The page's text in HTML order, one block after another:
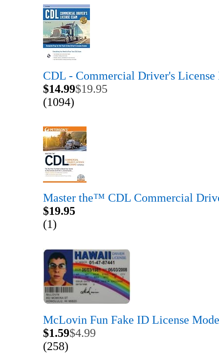
CDL - Commercial Driver's
$14.99$19.95
(1094)
Master the™ CDL Commercial
$19.95
(1)
McLovin Fun Fake ID License
$1.59$4.99
(258)